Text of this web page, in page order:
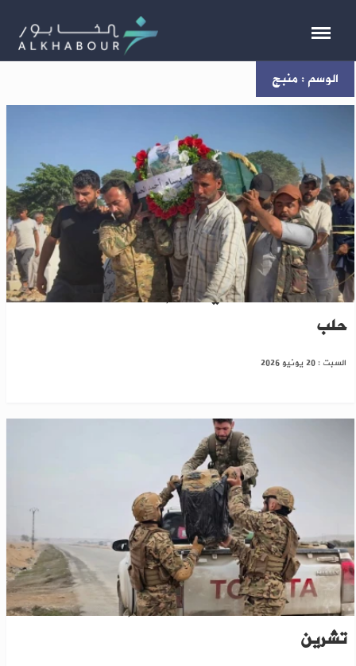
الوسم : منبج
استشهاد جنديين في هجوم لمسلحين شمال شرق
حلب
السبت : 20 يونيو 2026
تحذيرات رسمية من مخلفات ألغام "قسد" بقرى سد
تشرين